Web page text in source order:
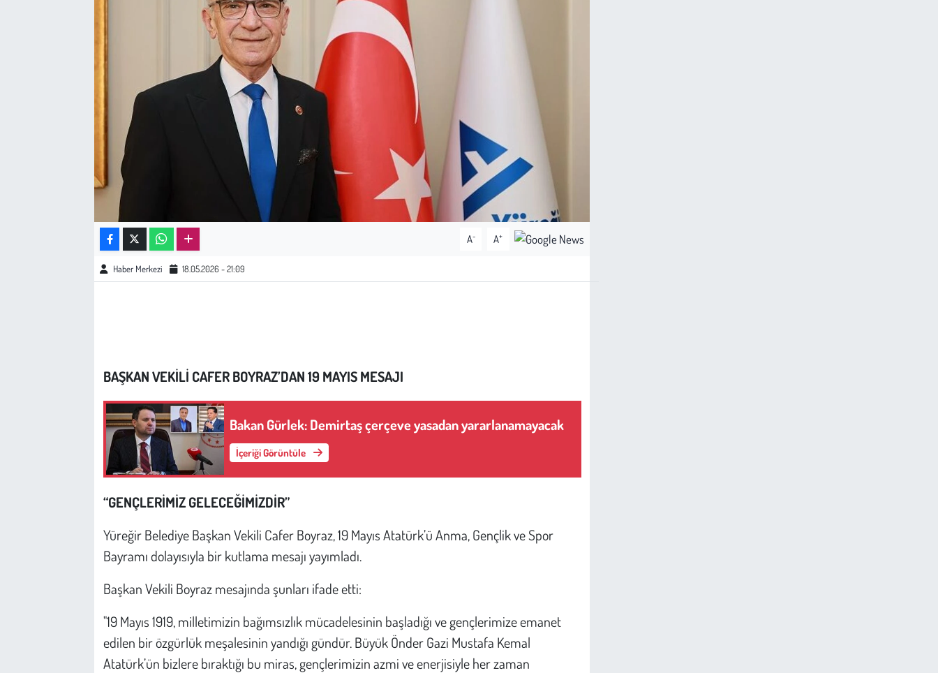
A- A+
Haber Merkezi 18.05.2026 - 21:09
BAŞKAN VEKİLİ CAFER BOYRAZ’DAN 19 MAYIS MESAJI
Bakan Gürlek: Demirtaş çerçeve yasadan yararlanamayacak
İçeriği Görüntüle
“GENÇLERİMİZ GELECEĞİMİZDİR”
Yüreğir Belediye Başkan Vekili Cafer Boyraz, 19 Mayıs Atatürk’ü Anma, Gençlik ve Spor
Bayramı dolayısıyla bir kutlama mesajı yayımladı.
Başkan Vekili Boyraz mesajında şunları ifade etti:
"19 Mayıs 1919, milletimizin bağımsızlık mücadelesinin başladığı ve gençlerimize emanet
edilen bir özgürlük meşalesinin yandığı gündür. Büyük Önder Gazi Mustafa Kemal
Atatürk’ün bizlere bıraktığı bu miras, gençlerimizin azmi ve enerjisiyle her zaman
Bilim - Teknoloji
İnsan Hakları
Günün İçinden